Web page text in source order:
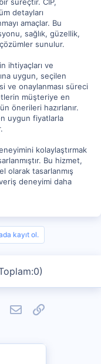
detayları
amaçlar. Bu
sağlık, güzellik,
sunulur.
ihtiyaçları ve
uygun, seçilen
ve onaylanması süreci
müşteriye en
önerileri hazırlanır.
uygun fiyatlarla
kolaylaştırmak
Bu hizmet,
olarak tasarlanmış
deneyimi daha
kayıt ol.
E-postaLink